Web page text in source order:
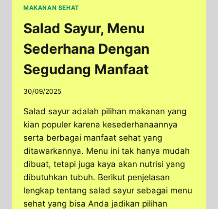
MAKANAN SEHAT
Salad Sayur, Menu
Sederhana Dengan
Segudang Manfaat
30/09/2025
Salad sayur adalah pilihan makanan yang
kian populer karena kesederhanaannya
serta berbagai manfaat sehat yang
ditawarkannya. Menu ini tak hanya mudah
dibuat, tetapi juga kaya akan nutrisi yang
dibutuhkan tubuh. Berikut penjelasan
lengkap tentang salad sayur sebagai menu
sehat yang bisa Anda jadikan pilihan